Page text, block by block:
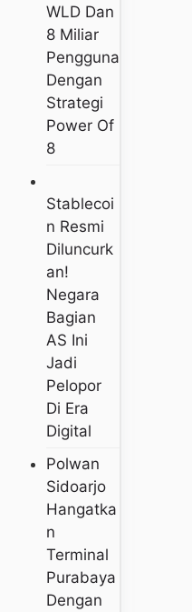
WLD Dan
8 Miliar
Pengguna
Dengan
Strategi
Power Of
8
Stablecoi
N Resmi
Diluncurk
An!
Negara
Bagian
AS Ini
Jadi
Pelopor
Di Era
Digital
Polwan
Sidoarjo
Hangatka
N
Terminal
Purabaya
Dengan